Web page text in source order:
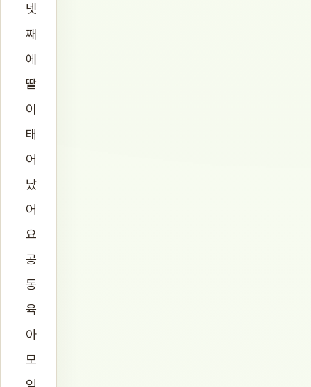
넷
째
에
딸
이
태
어
났
어
요
공
동
육
아
모